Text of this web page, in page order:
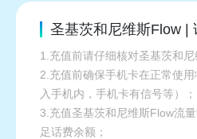
圣基茨和尼维斯Flow |
1.充值前请仔细核对圣基茨和尼
2.充值前确保手机卡在正常使
入手机内，手机卡有信号等）；
3.充值圣基茨和尼维斯Flow流
足话费余额；